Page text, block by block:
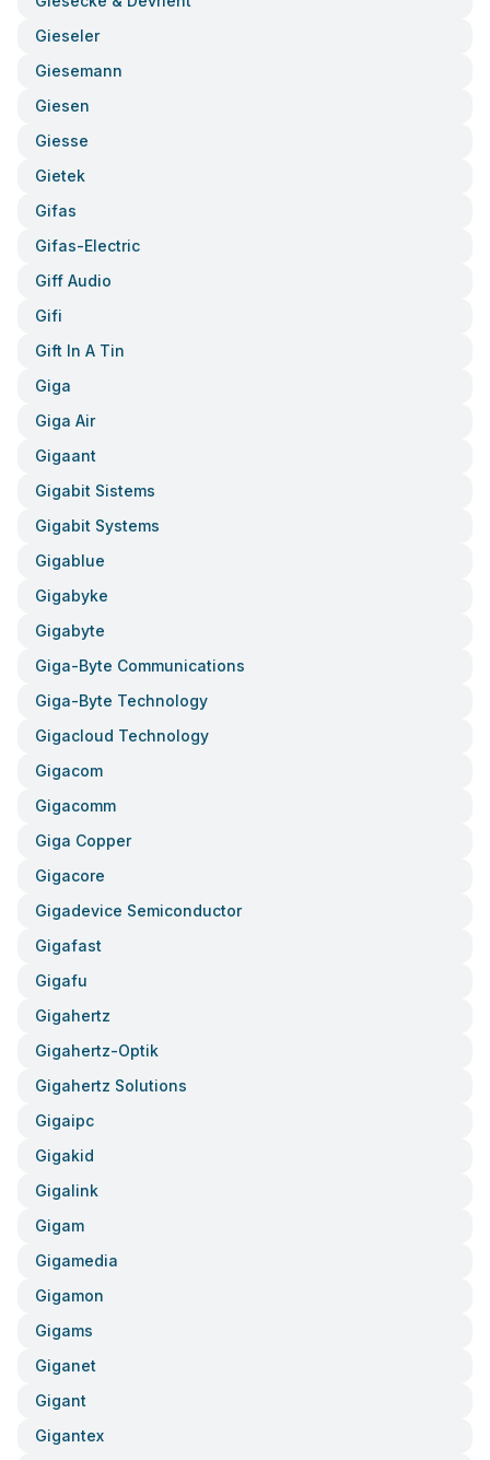
Gieseler
Giesemann
Giesen
Giesse
Gietek
Gifas
Gifas-Electric
Giff Audio
Gifi
Gift In A Tin
Giga
Giga Air
Gigaant
Gigabit Sistems
Gigabit Systems
Gigablue
Gigabyke
Gigabyte
Giga-Byte Communications
Giga-Byte Technology
Gigacloud Technology
Gigacom
Gigacomm
Giga Copper
Gigacore
Gigadevice Semiconductor
Gigafast
Gigafu
Gigahertz
Gigahertz-Optik
Gigahertz Solutions
Gigaipc
Gigakid
Gigalink
Gigam
Gigamedia
Gigamon
Gigams
Giganet
Gigant
Gigantex